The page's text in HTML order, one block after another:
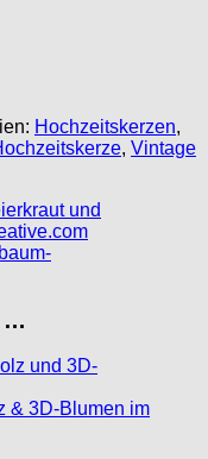
Hochzeitskerzen,
, Vintage
…
& 3D-Blumen im